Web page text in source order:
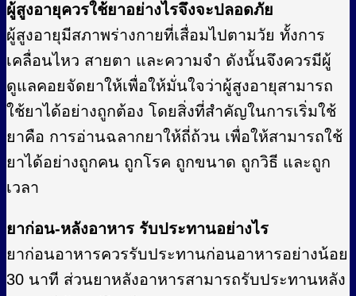
ผู้สูงอายุควรใช้ยาอย่างไรจึงจะปลอดภัย
ผู้สูงอายุมีสภาพร่างกายที่เสื่อมไปตามวัย ทั้งการ
เคลื่อนไหว สายตา และความจำ ดังนั้นจึงควรมีผู้
ดูแลคอยจัดยาให้เพื่อให้มั่นใจว่าผู้สูงอายุสามารถ
ใช้ยาได้อย่างถูกต้อง โดยสิ่งที่สำคัญในการเริ่มใช้
ยาคือ การอ่านฉลากยาให้ถี่ถ้วน เพื่อให้สามารถใช้
ยาได้อย่างถูกคน ถูกโรค ถูกขนาด ถูกวิธี และถูก
เวลา
ยาก่อน-หลังอาหาร รับประทานอย่างไร
ยาก่อนอาหารควรรับประทานก่อนอาหารอย่างน้อย
30 นาที ส่วนยาหลังอาหารสามารถรับประทานหลัง